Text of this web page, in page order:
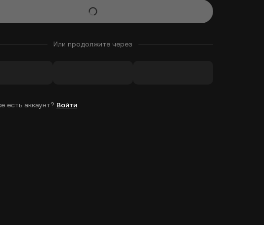
Или продолжите через
есть аккаунт? Войти